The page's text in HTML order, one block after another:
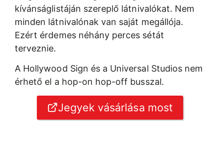
kívánságlistáján szereplő látnivalókat. Nem
minden látnivalónak van saját megállója.
Ezért érdemes néhány perces sétát
terveznie.
A Hollywood Sign és a Universal Studios nem
érhető el a hop-on hop-off busszal.
Jegyek vásárlása most